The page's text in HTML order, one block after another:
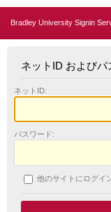
Bradley University Signin
ネットID および
ネットID:
パスワード:
他のサイトにログイ